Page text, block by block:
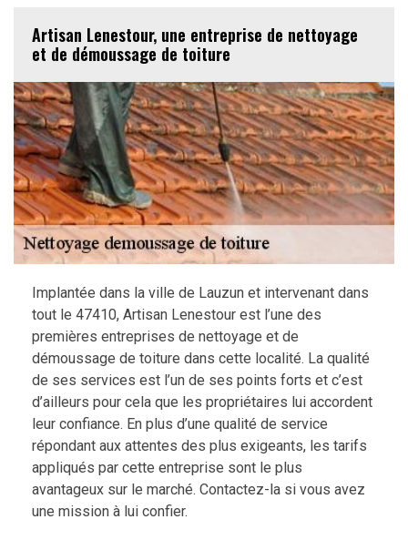
Artisan Lenestour, une entreprise de nettoyage
et de démoussage de toiture
Implantée dans la ville de Lauzun et intervenant dans
tout le 47410, Artisan Lenestour est l’une des
premières entreprises de nettoyage et de
démoussage de toiture dans cette localité. La qualité
de ses services est l’un de ses points forts et c’est
d’ailleurs pour cela que les propriétaires lui accordent
leur confiance. En plus d’une qualité de service
répondant aux attentes des plus exigeants, les tarifs
appliqués par cette entreprise sont le plus
avantageux sur le marché. Contactez-la si vous avez
une mission à lui confier.